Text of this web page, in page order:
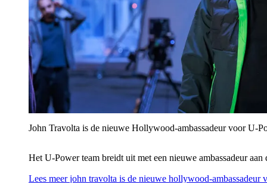
John Travolta is de nieuwe Hollywood-ambassadeur voor
Het U‑Power team breidt uit met een nieuwe ambassadeur
Lees meerjohn travolta is de nieuwe hollywood-ambassadeur